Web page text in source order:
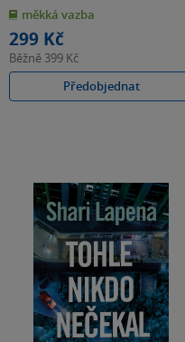
z
5
hvězdiček
měkká vazba
299 Kč
Běžně 399 Kč
Předobjednat